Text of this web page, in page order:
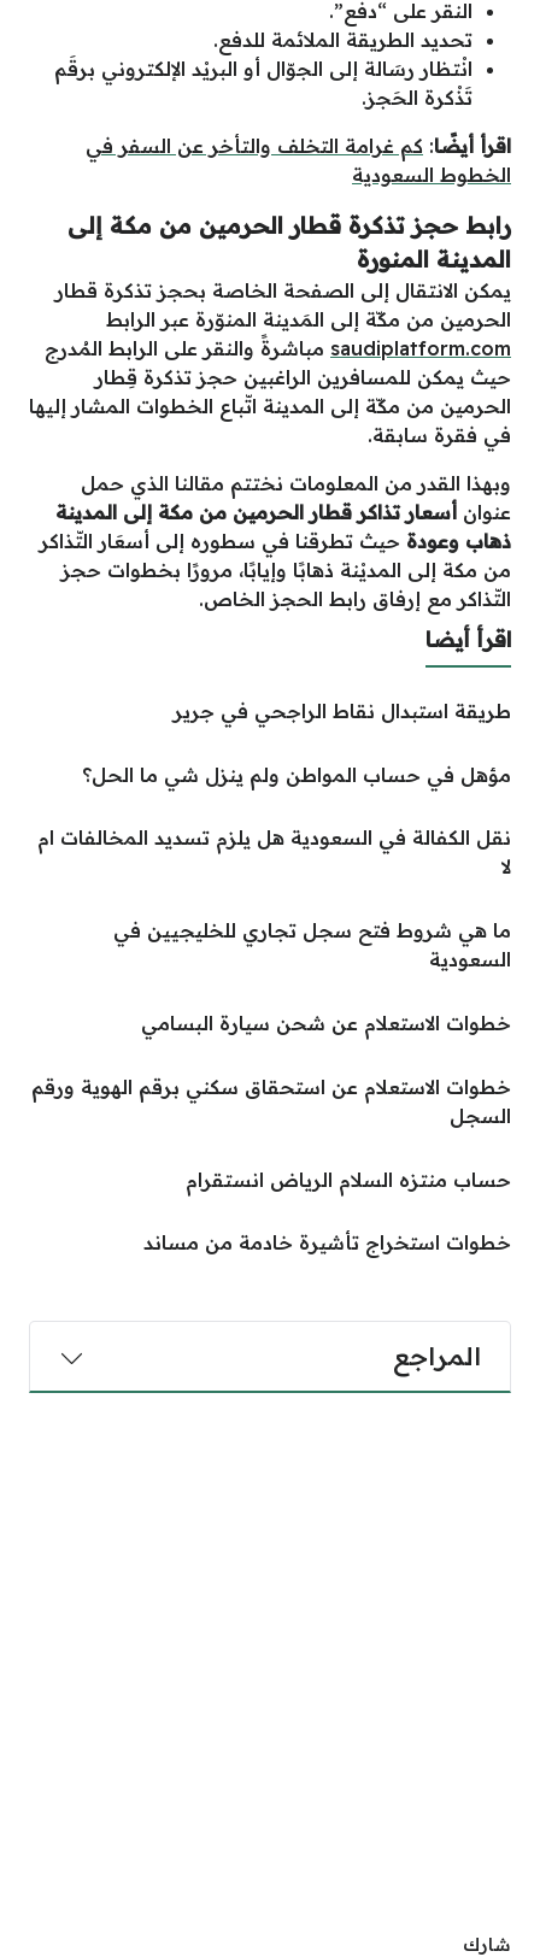
النقر على “دفع”.
تحديد الطريقة الملائمة للدفع.
انْتظار رسَالة إلى الجوّال أو البريْد الإلكتروني برقَم
تَذْكرة الحَجز.
اقرأ أيضًا: كم غرامة التخلف والتأخر عن السفر في
الخطوط السعودية
رابط حجز تذكرة قطار الحرمين من مكة إلى
المدينة المنورة
يمكن الانتقال إلى الصفحة الخاصة بحجز تذكرة قطار
الحرمين من مكّة إلى المَدينة المنوّرة عبر الرابط
saudiplatform.com مباشرةً والنقر على الرابط المُدرج
حيث يمكن للمسافرين الراغبين حجز تذكرة قِطار
الحرمين من مكّة إلى المدينة اتّباع الخطوات المشار إليها
في فقرة سابقة.
وبهذا القدر من المعلومات نختتم مقالنا الذي حمل
عنوان أسعار تذاكر قطار الحرمين من مكة إلى المدينة
ذهاب وعودة حيث تطرقنا في سطوره إلى أسعَار التّذاكر
من مكة إلى المديْنة ذهابًا وإيابًا، مرورًا بخطوات حجز
التّذاكر مع إرفاق رابط الحجز الخاص.
اقرأ أيضا
طريقة استبدال نقاط الراجحي في جرير
مؤهل في حساب المواطن ولم ينزل شي ما الحل؟
نقل الكفالة في السعودية هل يلزم تسديد المخالفات ام
لا
ما هي شروط فتح سجل تجاري للخليجيين في
السعودية
خطوات الاستعلام عن شحن سيارة البسامي
خطوات الاستعلام عن استحقاق سكني برقم الهوية ورقم
السجل
حساب منتزه السلام الرياض انستقرام
خطوات استخراج تأشيرة خادمة من مساند
المراجع
شارك